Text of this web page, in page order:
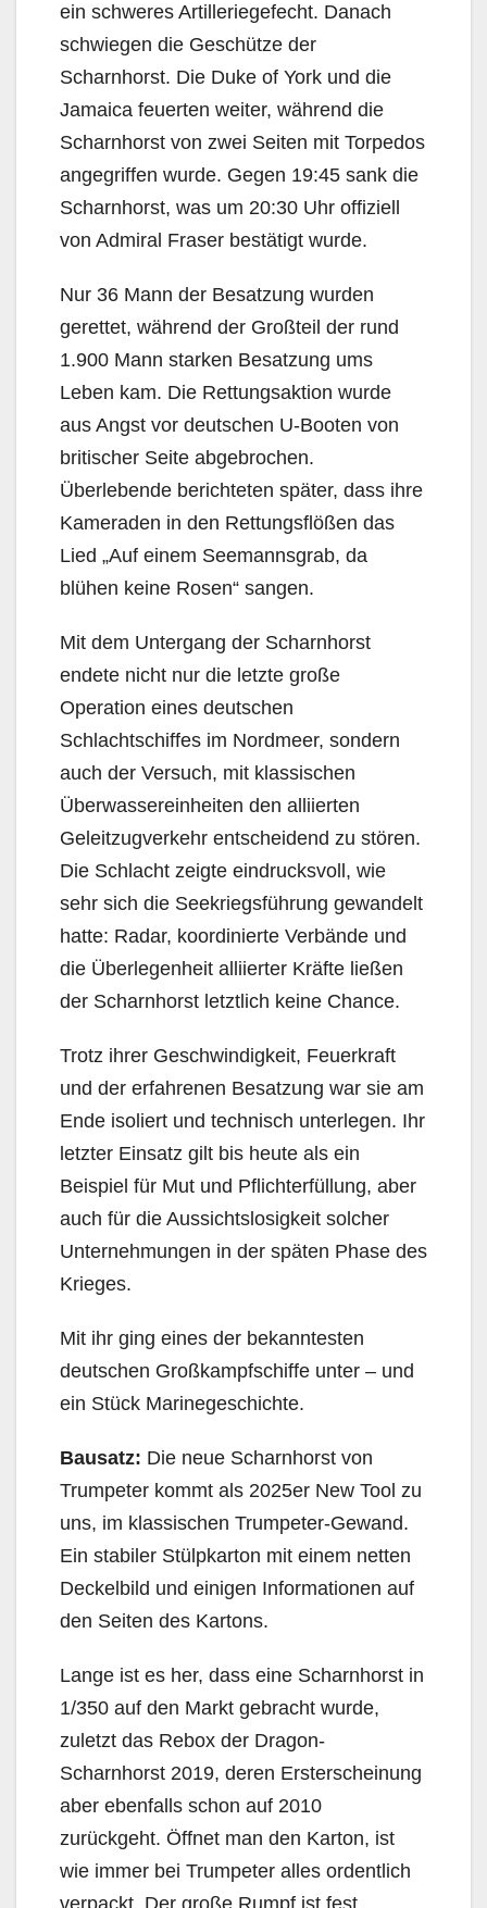
ein schweres Artilleriegefecht. Danach
schwiegen die Geschütze der
Scharnhorst. Die Duke of York und die
Jamaica feuerten weiter, während die
Scharnhorst von zwei Seiten mit Torpedos
angegriffen wurde. Gegen 19:45 sank die
Scharnhorst, was um 20:30 Uhr offiziell
von Admiral Fraser bestätigt wurde.
Nur 36 Mann der Besatzung wurden
gerettet, während der Großteil der rund
1.900 Mann starken Besatzung ums
Leben kam. Die Rettungsaktion wurde
aus Angst vor deutschen U-Booten von
britischer Seite abgebrochen.
Überlebende berichteten später, dass ihre
Kameraden in den Rettungsflößen das
Lied „Auf einem Seemannsgrab, da
blühen keine Rosen“ sangen.
Mit dem Untergang der Scharnhorst
endete nicht nur die letzte große
Operation eines deutschen
Schlachtschiffes im Nordmeer, sondern
auch der Versuch, mit klassischen
Überwassereinheiten den alliierten
Geleitzugverkehr entscheidend zu stören.
Die Schlacht zeigte eindrucksvoll, wie
sehr sich die Seekriegsführung gewandelt
hatte: Radar, koordinierte Verbände und
die Überlegenheit alliierter Kräfte ließen
der Scharnhorst letztlich keine Chance.
Trotz ihrer Geschwindigkeit, Feuerkraft
und der erfahrenen Besatzung war sie am
Ende isoliert und technisch unterlegen. Ihr
letzter Einsatz gilt bis heute als ein
Beispiel für Mut und Pflichterfüllung, aber
auch für die Aussichtslosigkeit solcher
Unternehmungen in der späten Phase des
Krieges.
Mit ihr ging eines der bekanntesten
deutschen Großkampfschiffe unter – und
ein Stück Marinegeschichte.
Bausatz: Die neue Scharnhorst von
Trumpeter kommt als 2025er New Tool zu
uns, im klassischen Trumpeter-Gewand.
Ein stabiler Stülpkarton mit einem netten
Deckelbild und einigen Informationen auf
den Seiten des Kartons.
Lange ist es her, dass eine Scharnhorst in
1/350 auf den Markt gebracht wurde,
zuletzt das Rebox der Dragon-
Scharnhorst 2019, deren Ersterscheinung
aber ebenfalls schon auf 2010
zurückgeht. Öffnet man den Karton, ist
wie immer bei Trumpeter alles ordentlich